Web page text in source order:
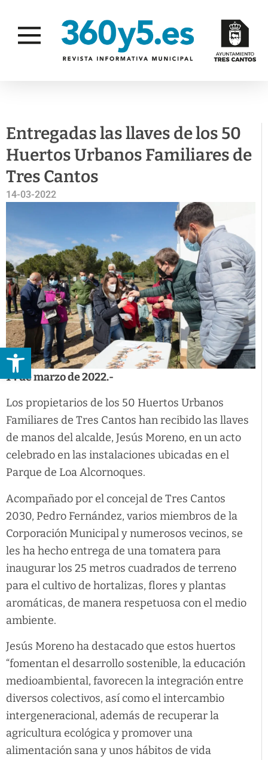
Abrir barra de herramientas
Entregadas las llaves de los 50
Huertos Urbanos Familiares de
Tres Cantos
14-03-2022
14 de marzo de 2022.-
Los propietarios de los 50 Huertos Urbanos
Familiares de Tres Cantos han recibido las llaves
de manos del alcalde, Jesús Moreno, en un acto
celebrado en las instalaciones ubicadas en el
Parque de Loa Alcornoques.
Acompañado por el concejal de Tres Cantos
2030, Pedro Fernández, varios miembros de la
Corporación Municipal y numerosos vecinos, se
les ha hecho entrega de una tomatera para
inaugurar los 25 metros cuadrados de terreno
para el cultivo de hortalizas, flores y plantas
aromáticas, de manera respetuosa con el medio
ambiente.
Jesús Moreno ha destacado que estos huertos
“fomentan el desarrollo sostenible, la educación
medioambiental, favorecen la integración entre
diversos colectivos, así como el intercambio
intergeneracional, además de recuperar la
agricultura ecológica y promover una
alimentación sana y unos hábitos de vida